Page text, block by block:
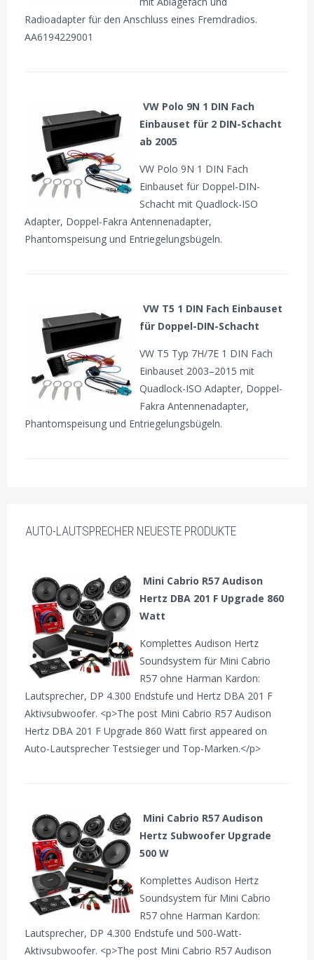
Radioadapter für den Anschluss eines Fremdradios.
AA6194229001
VW Polo 9N 1 DIN Fach
Einbauset für 2 DIN-Schacht
ab 2005
VW Polo 9N 1 DIN Fach
Einbauset für Doppel-DIN-
Schacht mit Quadlock-ISO
Adapter, Doppel-Fakra Antennenadapter,
Phantomspeisung und Entriegelungsbügeln.
VW T5 1 DIN Fach Einbauset
für Doppel-DIN-Schacht
VW T5 Typ 7H/7E 1 DIN Fach
Einbauset 2003–2015 mit
Quadlock-ISO Adapter, Doppel-
Fakra Antennenadapter,
Phantomspeisung und Entriegelungsbügeln.
AUTO-LAUTSPRECHER NEUESTE PRODUKTE
Mini Cabrio R57 Audison
Hertz DBA 201 F Upgrade 860
Watt
Komplettes Audison Hertz
Soundsystem für Mini Cabrio
R57 ohne Harman Kardon:
Lautsprecher, DP 4.300 Endstufe und Hertz DBA 201 F
Aktivsubwoofer. <p>The post Mini Cabrio R57 Audison
Hertz DBA 201 F Upgrade 860 Watt first appeared on
Auto-Lautsprecher Testsieger und Top-Marken.</p>
Mini Cabrio R57 Audison
Hertz Subwoofer Upgrade
500 W
Komplettes Audison Hertz
Soundsystem für Mini Cabrio
R57 ohne Harman Kardon:
Lautsprecher, DP 4.300 Endstufe und 500-Watt-
Aktivsubwoofer. <p>The post Mini Cabrio R57 Audison